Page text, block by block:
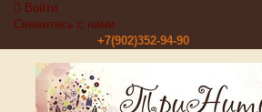
Войти
Свяжитесь с нами
+7(902)352-94-90